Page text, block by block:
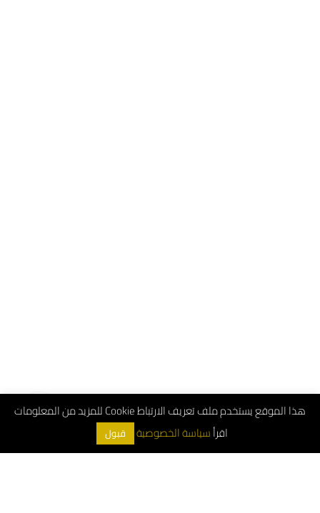
هذا الموقع يستخدم ملف تعريف الارتباط Cookie للمزيد من المعلومات
اقرأسياسة الخصوصية قبول